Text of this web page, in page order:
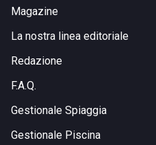
Magazine
La nostra linea editoriale
Redazione
F.A.Q.
Gestionale Spiaggia
Gestionale Piscina